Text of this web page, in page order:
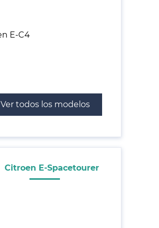
Ver todos los modelos
Citroen E-Spacetourer